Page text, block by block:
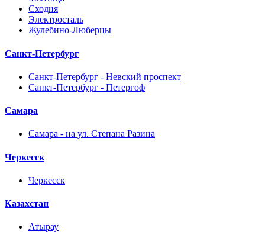
Сходня
Электросталь
Жулебино-Люберцы
Санкт-Петербург
Санкт-Петербург - Невский проспект
Санкт-Петербург - Петергоф
Самара
Самара - на ул. Степана Разина
Черкесск
Черкесск
Казахстан
Атырау